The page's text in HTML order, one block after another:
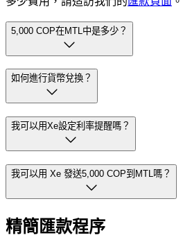
5,000 COP在MTL中是多少？
如何進行貨幣兌換？
我可以用Xe設定利率提醒嗎？
我可以用 Xe 發送5,000 COP到MTL嗎？
精簡匯款程序